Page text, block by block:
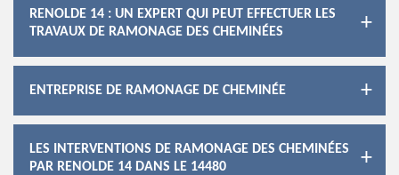
RENOLDE 14 : UN EXPERT QUI PEUT EFFECTUER LES
TRAVAUX DE RAMONAGE DES CHEMINÉES
ENTREPRISE DE RAMONAGE DE CHEMINÉE
LES INTERVENTIONS DE RAMONAGE DES CHEMINÉES
PAR RENOLDE 14 DANS LE 14480